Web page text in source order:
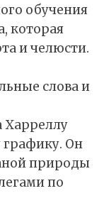
обучения
которая
и челюсти.
слова и
Харреллу
графику. Он
природы
по